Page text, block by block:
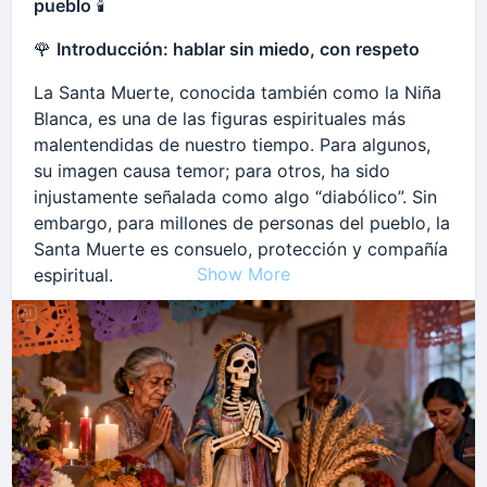
“Santísima Muerte,
tú que conoces todos los caminos y todos los
destinos,
protege a (nombre de la persona).
Si está perdido(a), dale luz.
Si tiene miedo, dale fuerza.
Si está lejos, abre el camino para su regreso.
Guía también a quienes lo buscan
para que encuentren señales verdaderas y ayuda
sincera.
pueblo 🕯️
🌹 Introducción: hablar sin miedo, con respeto
La Santa Muerte, conocida también como la Niña
Blanca, es una de las figuras espirituales más
malentendidas de nuestro tiempo. Para algunos,
su imagen causa temor; para otros, ha sido
injustamente señalada como algo “diabólico”. Sin
embargo, para millones de personas del pueblo, la
Santa Muerte es consuelo, protección y compañía
espiritual.
Este texto nace para hablar claro, sin miedo y sin
exageraciones, desde la fe sencilla del pueblo, y
responder a una pregunta muy común:
¿la Santa Muerte es mala?
💀La muerte no es el mal: es parte de la vida
Show More